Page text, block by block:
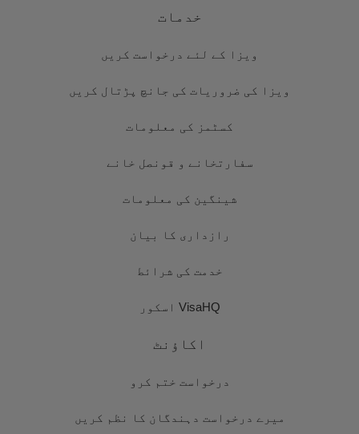
خدمات
ویزا کے لئے درخواست کریں
ویزا کی ضروریات کی جانچ پڑتال کریں
کسٹمز کی معلومات
سفارتخانے و قونصل خانے
شینگین کی معلومات
رازداری کا بیان
خدمت کی شرائط
VisaHQ اسکور
اکاؤنٹ
درخواست ختم کرو
میرے درخواست دہندگان کا نظم کریں